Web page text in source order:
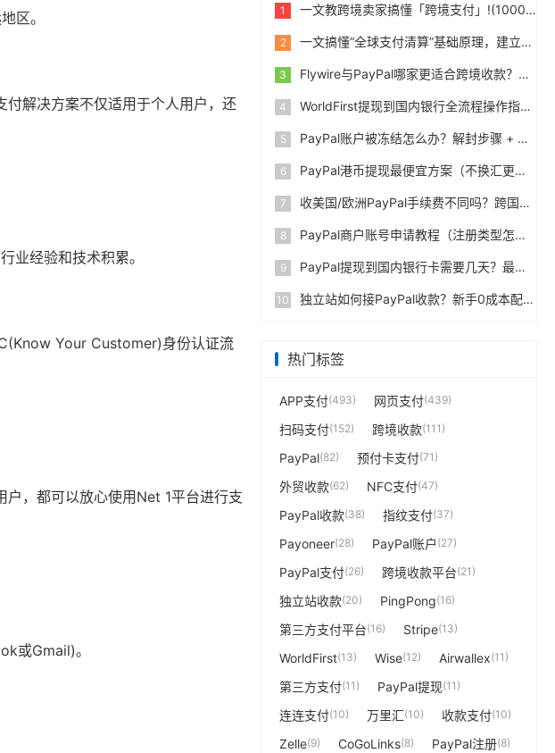
区。
解决方案不仅适用于个人用户，还
业经验和技术积累。
Your Customer)身份认证流
，都可以放心使用Net 1平台进行支
或Gmail)。
1 一文教跨境卖家搞懂「跨境支付」!(10000字)
2 一文搞懂“全球支付清算”基础原理，建立跨境支付底层认知
3 Flywire与PayPal哪家更适合跨境收款？收费到账体验全面评测
4 WorldFirst提现到国内银行全流程操作指南，卖家必读完整攻略
5 PayPal账户被冻结怎么办？解封步骤 + 防止再次限制指南
6 PayPal港币提现最便宜方案（不换汇更省钱）
7 收美国/欧洲PayPal手续费不同吗？跨国费率表曝光
8 PayPal商户账号申请教程（注册类型怎么选？避坑指南）
9 PayPal提现到国内银行卡需要几天？最便宜的方法公布
10 独立站如何接PayPal收款？新手0成本配置教程
热门标签
APP支付(493) 网页支付(439)
扫码支付(152) 跨境收款(111)
PayPal(82) 预付卡支付(71)
外贸收款(62) NFC支付(47)
PayPal收款(38) 指纹支付(37)
Payoneer(28) PayPal账户 (27)
PayPal支付(26) 跨境收款平台(21)
独立站收款(20) PingPong(16)
第三方支付平台(16) Stripe(13)
WorldFirst(13) Wise(12) Airwallex(11)
第三方支付(11) PayPal提现(11)
连连支付(10) 万里汇(10) 收款支付(10)
Zelle(9) CoGoLinks(8) PayPal注册(8)